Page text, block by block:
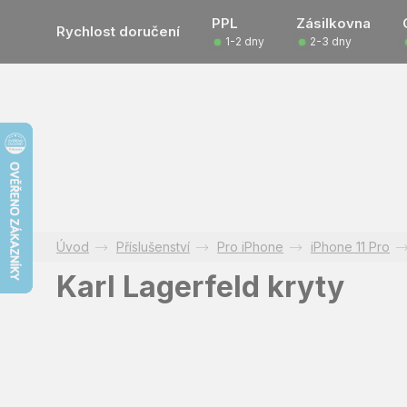
Rychlost doručení PPL Zásilkovna
1-2 dny 2-3 dny
Příslušenství Pro iPhone iPhone 11 Pro
Karl Lagerfeld kryty